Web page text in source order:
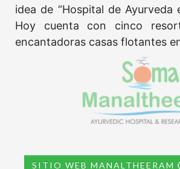
idea de “Hospital de
Hoy cuenta con cinco
encantadoras casas flotantes
SITIO WEB MANALTHEERAM